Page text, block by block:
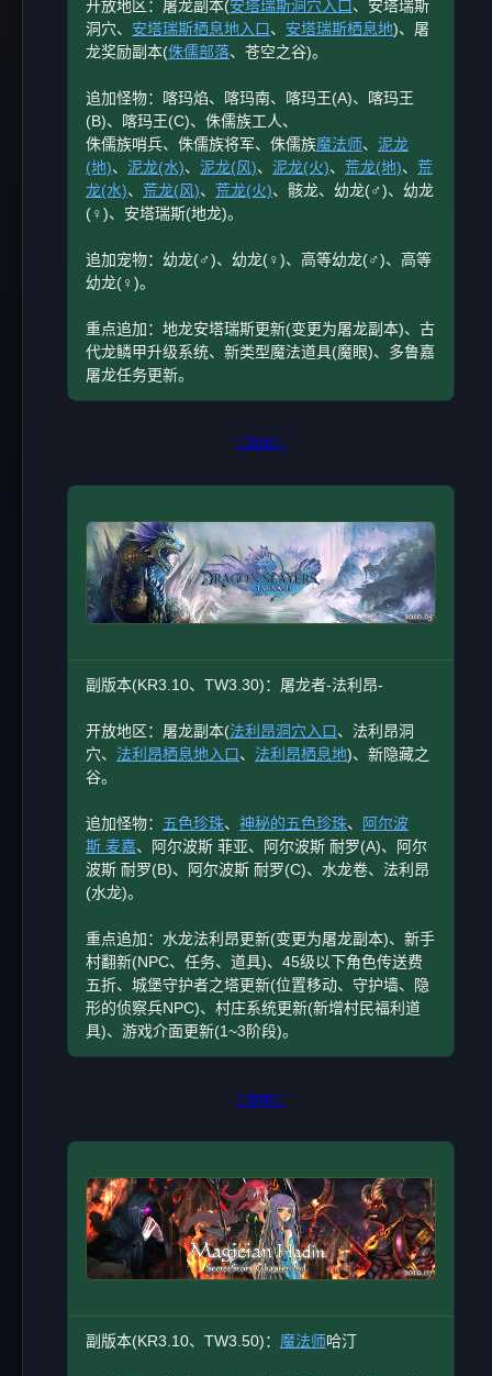
开放地区：屠龙副本(安塔瑞斯洞穴入口、安塔瑞斯
洞穴、 安塔瑞斯栖息地入口、 安塔瑞斯栖息地)、屠
龙奖励副本(侏儒部落、苍空之谷)。
追加怪物：喀玛焰、喀玛南、喀玛王(A)、喀玛王
(B)、喀玛王(C)、侏儒族工人、
侏儒族哨兵、侏儒族将军、侏儒族魔法师、 泥龙
(地)、 泥龙(水)、 泥龙(风)、 泥龙(火)、 荒龙(地)、 荒
龙(水)、 荒龙(风)、 荒龙(火)、骸龙、幼龙(♂)、幼龙
(♀)、安塔瑞斯(地龙)。
追加宠物：幼龙(♂)、幼龙(♀)、高等幼龙(♂)、高等
幼龙(♀)。
重点追加：地龙安塔瑞斯更新(变更为屠龙副本)、古
代龙鳞甲升级系统、新类型魔法道具(魔眼)、多鲁嘉
屠龙任务更新。
:::top:::
副版本(KR3.10、TW3.30)：屠龙者-法利昂-
开放地区：屠龙副本(法利昂洞穴入口、法利昂洞
穴、 法利昂栖息地入口、 法利昂栖息地)、新隐藏之
谷。
追加怪物： 五色珍珠、 神秘的五色珍珠、
阿尔波
斯 麦嘉、阿尔波斯 菲亚、阿尔波斯 耐罗(A)、阿尔
波斯 耐罗(B)、阿尔波斯 耐罗(C)、水龙卷、法利昂
(水龙)。
重点追加：水龙法利昂更新(变更为屠龙副本)、新手
村翻新(NPC、任务、道具)、45级以下角色传送费
五折、城堡守护者之塔更新(位置移动、守护墙、隐
形的侦察兵NPC)、村庄系统更新(新增村民福利道
具)、游戏介面更新(1~3阶段)。
:::top:::
副版本(KR3.10、TW3.50)： 魔法师哈汀